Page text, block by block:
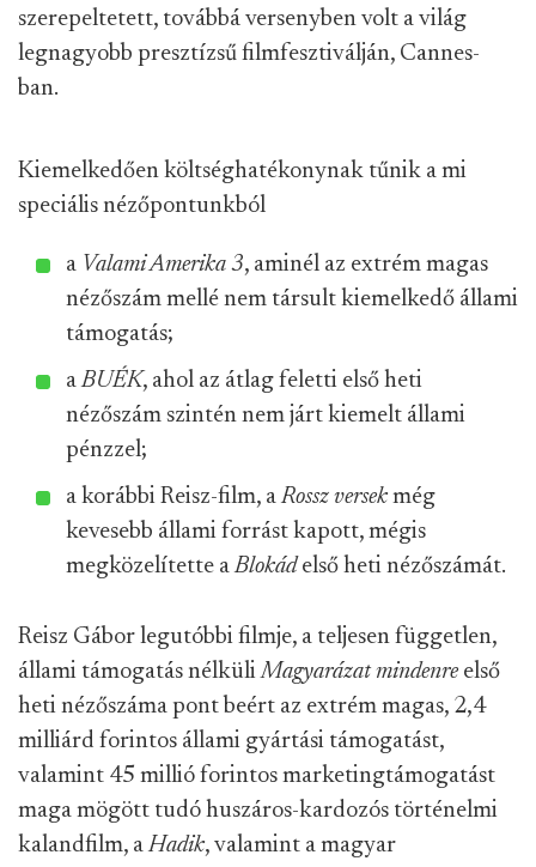
szerepeltetett, továbbá versenyben volt a világ
legnagyobb presztízsű filmfesztiválján, Cannes-
ban.
Kiemelkedően költséghatékonynak tűnik a mi
speciális nézőpontunkból
a Valami Amerika 3, aminél az extrém magas
nézőszám mellé nem társult kiemelkedő állami
támogatás;
aBUÉK, ahol az átlag feletti első heti
nézőszám szintén nem járt kiemelt állami
pénzzel;
a korábbi Reisz-film, aRossz versek még
kevesebb állami forrást kapott, mégis
megközelítette aBlokádelső heti nézőszámát.
Reisz Gábor legutóbbi filmje, a teljesen független,
állami támogatás nélküliMagyarázat mindenre első
heti nézőszáma pont beért az extrém magas, 2,4
milliárd forintos állami gyártási támogatást,
valamint 45 millió forintos marketingtámogatást
maga mögött tudó huszáros-kardozós történelmi
kalandfilm, aHadik, valamint a magyar